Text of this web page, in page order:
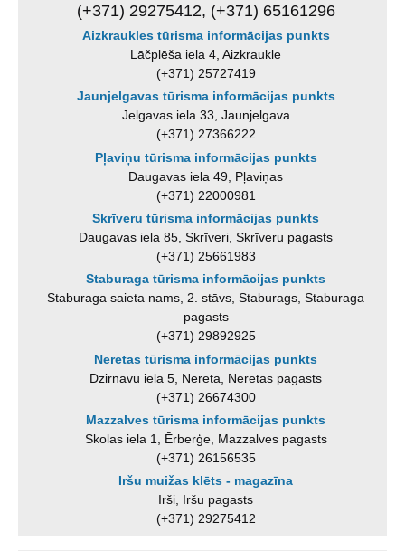
(+371) 29275412, (+371) 65161296
Aizkraukles tūrisma informācijas punkts
Lāčplēša iela 4, Aizkraukle
(+371) 25727419
Jaunjelgavas tūrisma informācijas punkts
Jelgavas iela 33, Jaunjelgava
(+371) 27366222
Pļaviņu tūrisma informācijas punkts
Daugavas iela 49, Pļaviņas
(+371) 22000981
Skrīveru tūrisma informācijas punkts
Daugavas iela 85, Skrīveri, Skrīveru pagasts
(+371) 25661983
Staburaga tūrisma informācijas punkts
Staburaga saieta nams, 2. stāvs, Staburags, Staburaga
pagasts
(+371) 29892925
Neretas tūrisma informācijas punkts
Dzirnavu iela 5, Nereta, Neretas pagasts
(+371) 26674300
Mazzalves tūrisma informācijas punkts
Skolas iela 1, Ērberģe, Mazzalves pagasts
(+371) 26156535
Iršu muižas klēts - magazīna
Irši, Iršu pagasts
(+371) 29275412